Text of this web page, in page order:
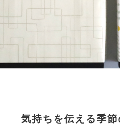
気持ちを伝える季節